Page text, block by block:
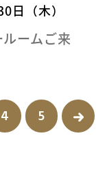
日（木）
ームご来
4 5